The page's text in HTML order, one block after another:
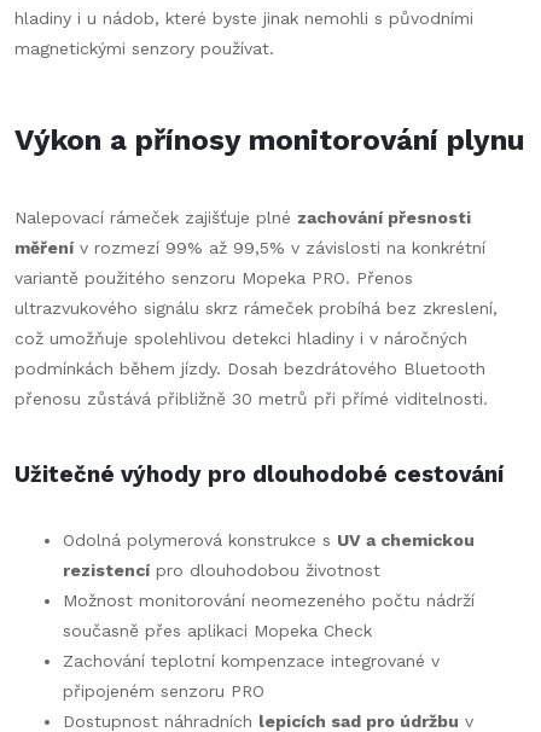
hladiny i u nádob, které byste jinak nemohli s původními
magnetickými senzory používat.
Výkon a přínosy monitorování plynu
Nalepovací rámeček zajišťuje plné zachování přesnosti
měření v rozmezí 99% až 99,5% v závislosti na konkrétní
variantě použitého senzoru Mopeka PRO. Přenos
ultrazvukového signálu skrz rámeček probíhá bez zkreslení,
což umožňuje spolehlivou detekci hladiny i v náročných
podmínkách během jízdy. Dosah bezdrátového Bluetooth
přenosu zůstává přibližně 30 metrů při přímé viditelnosti.
Užitečné výhody pro dlouhodobé cestování
Odolná polymerová konstrukce s UV a chemickou
rezistencí pro dlouhodobou životnost
Možnost monitorování neomezeného počtu nádrží
současně přes aplikaci Mopeka Check
Zachování teplotní kompenzace integrované v
připojeném senzoru PRO
Dostupnost náhradních lepicích sad pro údržbu v